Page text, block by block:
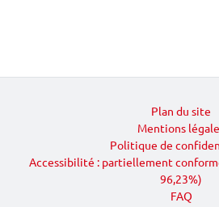
Plan du site
Mentions
Politique de
Accessibilité : partiellement
96,23%)
FAQ